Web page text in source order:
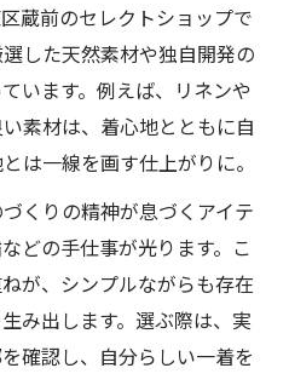
蔵前のセレクトショップで
した天然素材や独自開発の
います。例えば、リネンや
素材は、着心地とともに自
は一線を画す仕上がりに。
くりの精神が息づくアイテ
どの手仕事が光ります。こ
が、シンプルながらも存在
み出します。選ぶ際は、実
確認し、自分らしい一着を